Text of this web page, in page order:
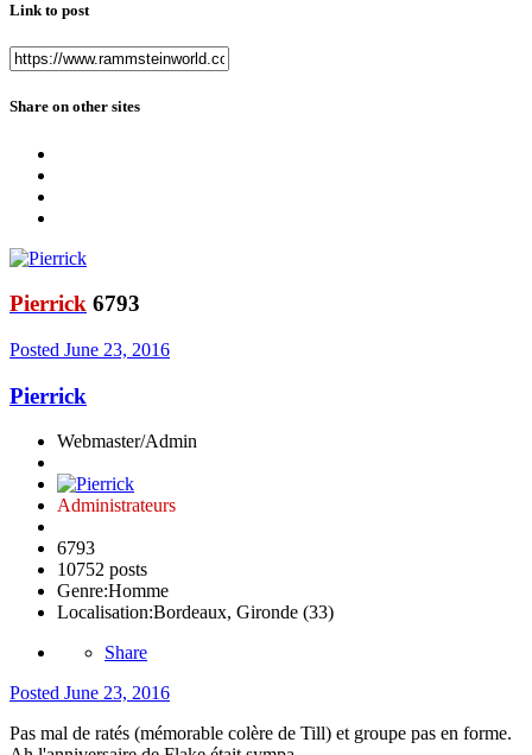
Link to post
Share on other sites
Pierrick 6793
Posted June 23, 2016
Pierrick
Webmaster/Admin
Administrateurs
6793
10752 posts
Genre:Homme
Localisation:Bordeaux, Gironde (33)
Share
Posted June 23, 2016
Pas mal de ratés (mémorable colère de Till) et groupe pas en forme.